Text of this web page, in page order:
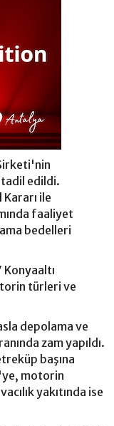
edildi.
ile
faaliyet
bedelleri
Konyaaltı
türleri ve
depolama ve
zam yapıldı.
başına
motorin
yakıtında ise